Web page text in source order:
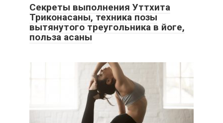
Секреты выполнения Уттхита
Триконасаны, техника позы
вытянутого треугольника в йоге,
польза асаны